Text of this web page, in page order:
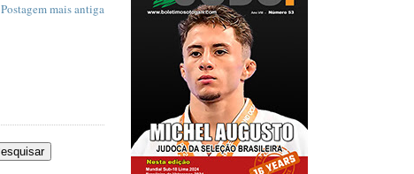
Postagem mais antiga